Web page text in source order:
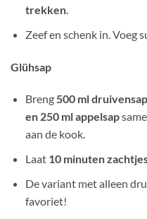
trekken.
Zeef en schenk in. Voeg
Glühsap
Breng500 ml druivensap
en 250 ml appelsap
aan de kook.
Laat 10 minuten
De variant met alleen
favoriet!